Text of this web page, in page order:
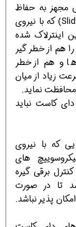
مجهز به حفاظ
کشوئی (Sliding Cover – Sliding Shield) که با نیروی
اینترلاک شده
هم از خطر گیر
و هم از خطر
زیاد از میان
نماید.
کاست نباید
که با نیروی
های
برقی گیره
تا در صورت
پذیر نباشد.